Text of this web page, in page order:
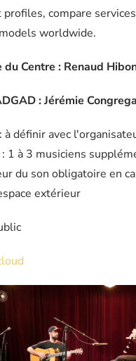
compare
worldwide.
du Centre : Renaud
: Jérémie Congrega
à définir avec
1 à 3 musiciens
du son obligatoire en
extérieur